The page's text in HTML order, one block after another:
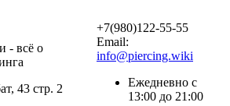
- всё о
43 стр. 2
+7(980)122-55-55
Email:
info@piercing.wiki
Ежедневно с
13:00 до 21:00